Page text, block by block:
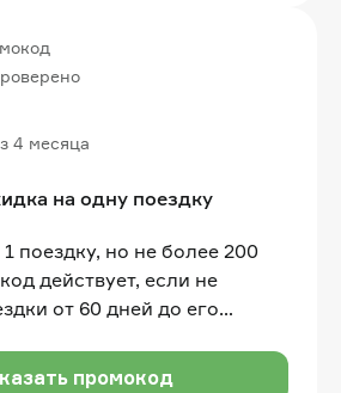
на одну поездку
4 месяца
поездку, но не более 200
действует, если не
от 60 дней до его
промокод